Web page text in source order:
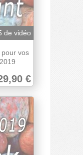
de vidéo
vos
€